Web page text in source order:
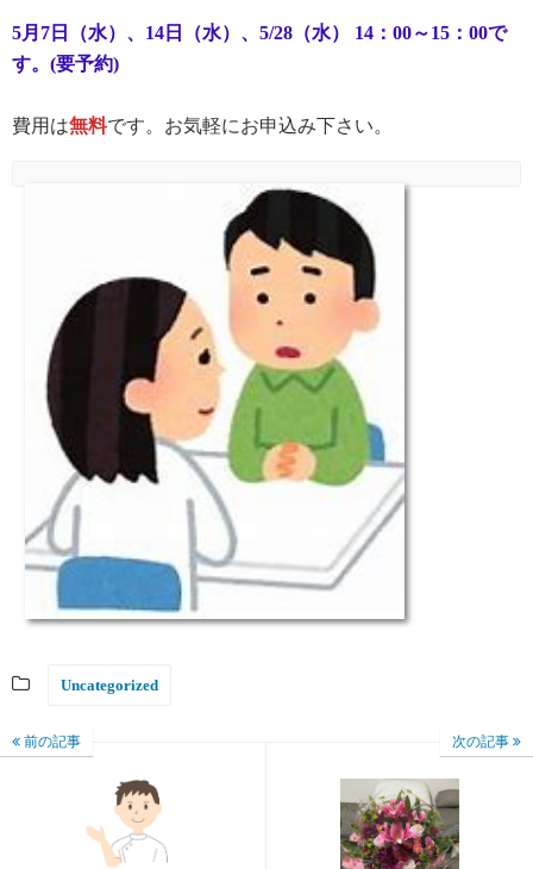
5月7日（水）、14日（水）、5/28（水） 14：00～15：00で
す。(要予約)
費用は無料です。お気軽にお申込み下さい。
Uncategorized
前の記事 次の記事